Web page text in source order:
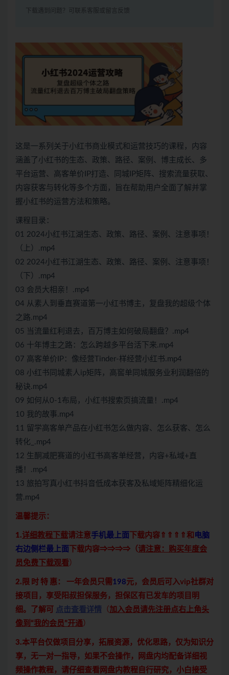
下载遇到问题？可联系客服或留言反馈
这是一系列关于小红书商业模式和运营技巧的课程，内容
涵盖了小红书的生态、政策、路径、案例、博主成长、多
平台运营、高客单价IP打造、同城IP矩阵、搜索流量获取、
内容获客与转化等多个方面，旨在帮助用户全面了解并掌
握小红书的运营方法和策略。
课程目录：
01 2024小红书江湖生态、政策、路径、案例、注意事项！
（上）.mp4
02 2024小红书江湖生态、政策、路径、案例、注意事项！
（下）.mp4
03 会员大相亲！.mp4
04 从素人到垂直赛道第一小红书博主，复盘我的超级个体
之路.mp4
05 当流量红利退去，百万博主如何破局翻盘？.mp4
06 十年博主之路：怎么跨越多平台活下来.mp4
07 高客单价IP：像经营Tinder-样经营小红书.mp4
08 小红书同城素人ip矩阵，高窖单同城服务业利润翻倍的
秘诀.mp4
09 如何从0-1布局，小红书搜索页搞流量！.mp4
10 我的故事.mp4
11 留学高客单产品在小红书怎么做内容、怎么获客、怎么
转化_.mp4
12 生酮减肥赛道的小红书高客单经营，内容+私域+直
播！.mp4
13 旅拍写真小红书抖音低成本获客及私域矩阵精细化运
营.mp4
温馨提示：
1.详细教程下载请注意手机最上面 下载内容⇑⇑⇑⇑和 电脑
右边侧栏最上面
下载内容⇒⇒⇒⇒（请注意：购买年度会
员免费下载观看）
2.限 时 特 惠： 一年会员只需198元，会员后可入vip社群对
接项目，享受阳叔担保服务，担保区有已发车的项目明
细。了解可
点击查看详情 （ 加入会员请先注册点右上角头
像到“我的会员”开通）
3.本平台仅做项目分享，拓展资源，优化思路，仅为知识分
享，无一对一指导，如果不会操作，网盘内均配备详细视
频操作教程，请仔细查看网盘内教程自行研究，小白接受